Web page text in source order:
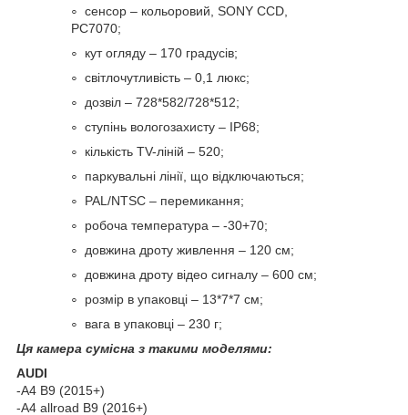
сенсор – кольоровий, SONY CCD,
PC7070;
кут огляду – 170 градусів;
світлочутливість – 0,1 люкс;
дозвіл – 728*582/728*512;
ступінь вологозахисту – IP68;
кількість TV-ліній – 520;
паркувальні лінії, що відключаються;
PAL/NTSC – перемикання;
робоча температура – -30+70;
довжина дроту живлення – 120 см;
довжина дроту відео сигналу – 600 см;
розмір в упаковці – 13*7*7 см;
вага в упаковці – 230 г;
Ця камера сумісна з такими моделями:
AUDI
-A4 B9 (2015+)
-A4 allroad B9 (2016+)